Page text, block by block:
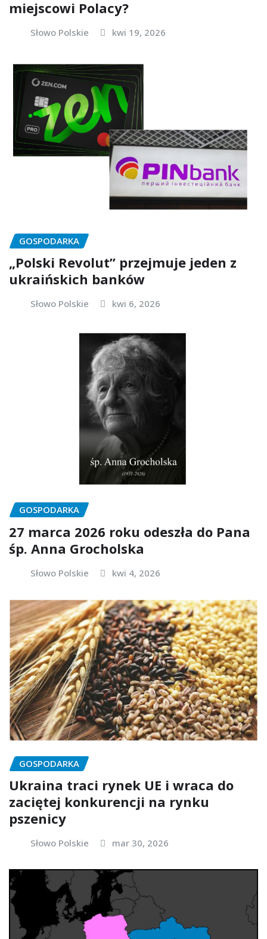
miejscowi Polacy?
Słowo Polskie kwi 19, 2026
GOSPODARKA
„Polski Revolut” przejmuje jeden z
ukraińskich banków
Słowo Polskie kwi 6, 2026
GOSPODARKA
27 marca 2026 roku odeszła do Pana
śp. Anna Grocholska
Słowo Polskie kwi 4, 2026
GOSPODARKA
Ukraina traci rynek UE i wraca do
zaciętej konkurencji na rynku
pszenicy
Słowo Polskie mar 30, 2026